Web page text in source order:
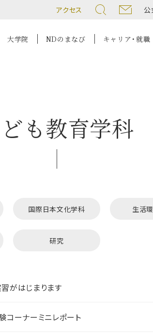
アクセス 公
大学院 NDのまなび キャリア・就職
も教育学科
国際日本文化学科 生活
研究
がはじまります
コーナーミニレポート